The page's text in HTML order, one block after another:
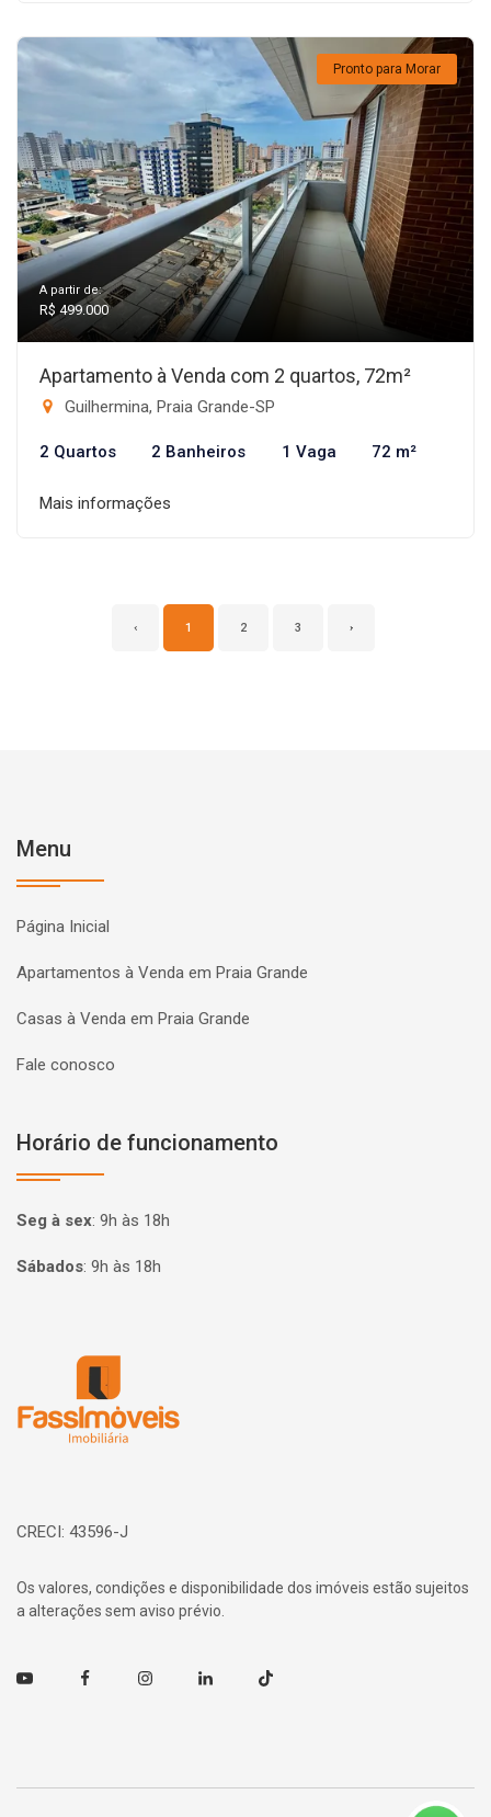
Pronto para Morar
A partir de:
R$ 499.000
Apartamento à Venda com 2 quartos, 72m²
Guilhermina, Praia Grande-SP
2 Quartos 2 Banheiros 1 Vaga 72 m²
Mais informações
‹ 1 2 3 ›
Menu
Página Inicial
Apartamentos à Venda em Praia Grande
Casas à Venda em Praia Grande
Fale conosco
Horário de funcionamento
Seg à sex: 9h às 18h
Sábados: 9h às 18h
CRECI: 43596-J
Os valores, condições e disponibilidade dos imóveis estão sujeitos
a alterações sem aviso prévio.
Youtube FacebookInstagramLinkedin TikTok